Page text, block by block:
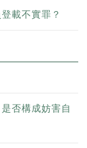
載不實罪？
否構成妨害自